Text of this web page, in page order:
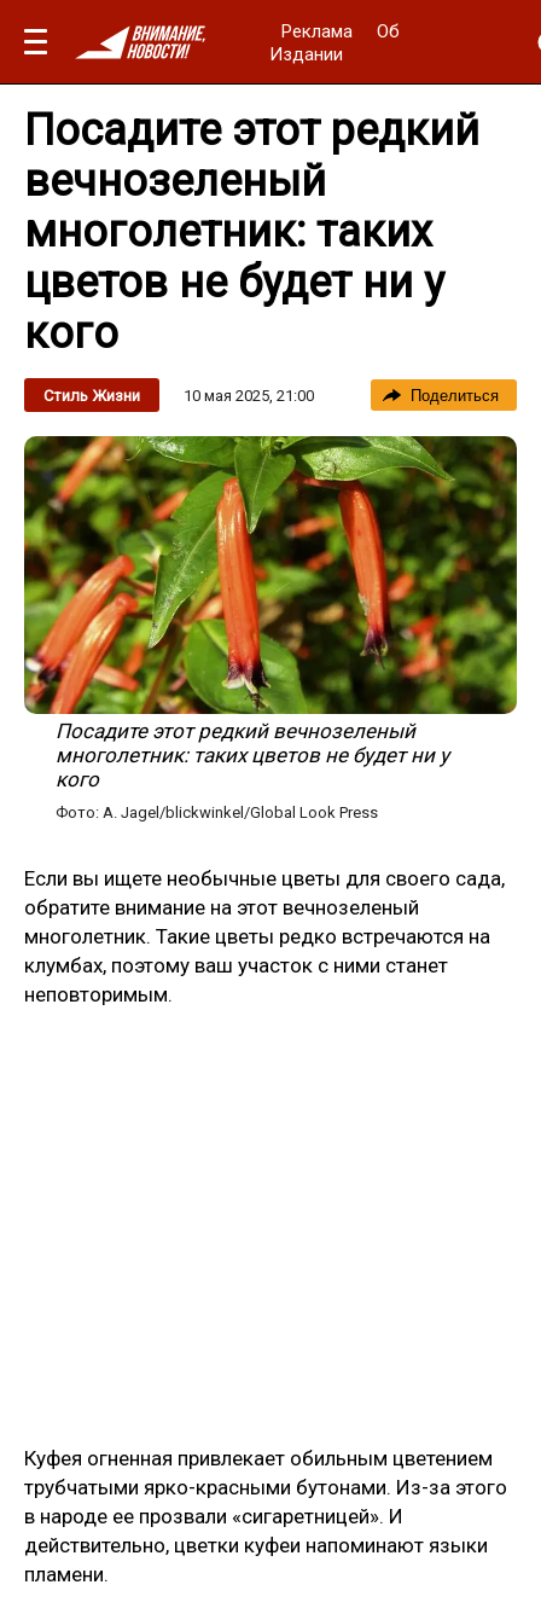
Реклама
Об
Издании
Посадите этот редкий
вечнозеленый
многолетник: таких
цветов не будет ни у
кого
Стиль Жизни 10 мая 2025, 21:00 Поделиться
Посадите этот редкий вечнозеленый
многолетник: таких цветов не будет ни у
кого
Фото: A. Jagel/blickwinkel/Global Look Press
Если вы ищете необычные цветы для своего сада,
обратите внимание на этот вечнозеленый
многолетник. Такие цветы редко встречаются на
клумбах, поэтому ваш участок с ними станет
неповторимым.
Куфея огненная привлекает обильным цветением
трубчатыми ярко-красными бутонами. Из-за этого
в народе ее прозвали «сигаретницей». И
действительно, цветки куфеи напоминают языки
пламени.